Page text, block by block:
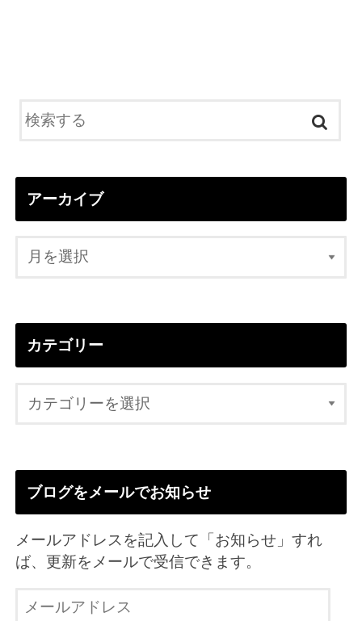
アーカイブ
カテゴリー
ブログをメールでお知らせ
メールアドレスを記入して「お知らせ」すれ
ば、更新をメールで受信できます。